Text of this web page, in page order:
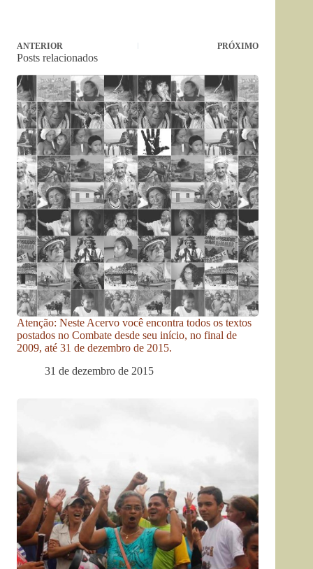
ANTERIOR PRÓXIMO
Posts relacionados
Atenção: Neste Acervo você encontra todos os textos
postados no Combate desde seu início, no final de
2009, até 31 de dezembro de 2015.
31 de dezembro de 2015